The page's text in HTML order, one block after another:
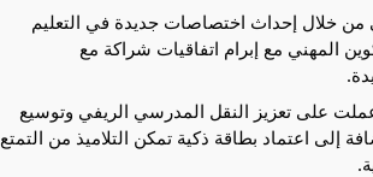
من خلال إحداث اختصاصات جديدة في التعليم
المهني مع إبرام اتفاقيات شراكة مع
على تعزيز النقل المدرسي الريفي وتوسيع
إلى اعتماد بطاقة ذكية تمكن التلاميذ من التمتع